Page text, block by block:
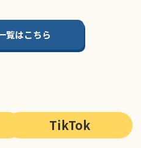
覧はこちら
TikTok